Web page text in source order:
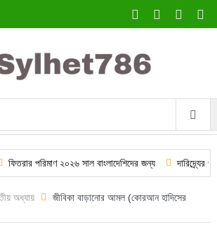
২০২৬ সাল বাংলাদেশিদের জন্য দারিদ্র্যের প্রধান কারণ
অধ্যায়
জীবিকা বাড়ানোর আমল (কোরআন হাদিসের